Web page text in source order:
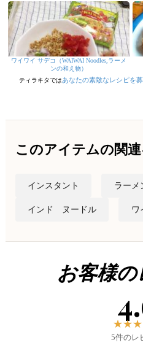
ワイワイ サデコ（WAIWAI Noodles,ラーメ
ンの和え物）
ティラキタではあなたの素敵なレシピを
このアイテムの関
インスタント ラーメ
インド ヌードル ワ
お客様
★★★
5件のレ